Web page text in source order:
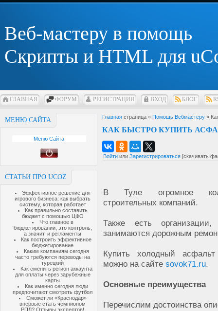
Веб-мастеру в помощь
Скрипты и HTML для
ГЛАВНАЯ ФОРУМ РЕГИСТРАЦИЯ ВХОД БЛОГ
МЕНЮ САЙТА
Меню Сайта
СТАТЬИ ПРО UCOZ
Эффективное решение для
игрового бизнеса: как выбрать
систему, которая работает
Как правильно составить
бюджет с помощью ЦФО
Что главное в
бюджетировании, это контроль,
а значит, и регламенты
Как построить эффективное
бюджетирование
Каким компаниям сегодня
часто требуются переводы на
турецкий
Как сменить регион аккаунта
для оплаты через зарубежные
карты
Как именно сегодня люди
предпочитают смотреть футбол
Сможет ли «Краснодар»
впервые стать чемпионом
РПЛ? Отзывы экспертов!
Главная страница » Помощь Вебмастеру »
КАК БЫСТРО КУПИТЬ
Войти или Зарегистрироваться [скачивать
В Туле огромное
строительных компаний.
Также есть организации,
занимаются дорожным
Купить холодный асфальт
можно на сайте sovok71.ru.
Основные преимущества
Перечислим достоинства